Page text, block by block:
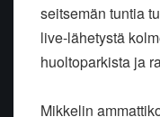
seitsemän tuntia
live-lähetystä
huoltoparkista ja
Mikkelin